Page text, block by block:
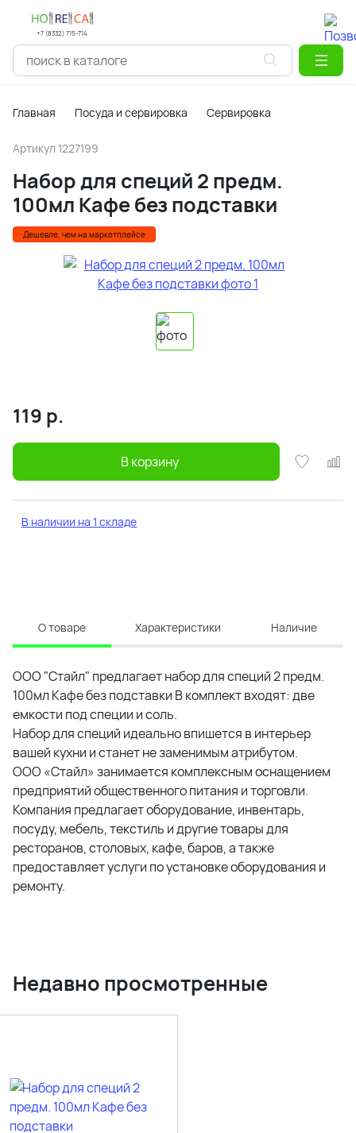
+7 (8332) 715-714
Главная Посуда и сервировка Сервировка
Артикул 1227199
Набор для специй 2 предм.
100мл Кафе без подставки
Дешевле, чем на маркетплейсе
119 р.
В корзину
В наличии на 1 складе
О товаре Характеристики Наличие
ООО "Стайл" предлагает набор для специй 2 предм.
100мл Кафе без подставки В комплект входят: две
емкости под специи и соль.
Набор для специй идеально впишется в интерьер
вашей кухни и станет не заменимым атрибутом.
ООО «Стайл» занимается комплексным оснащением
предприятий общественного питания и торговли.
Компания предлагает оборудование, инвентарь,
посуду, мебель, текстиль и другие товары для
ресторанов, столовых, кафе, баров, а также
предоставляет услуги по установке оборудования и
ремонту.
Недавно просмотренные